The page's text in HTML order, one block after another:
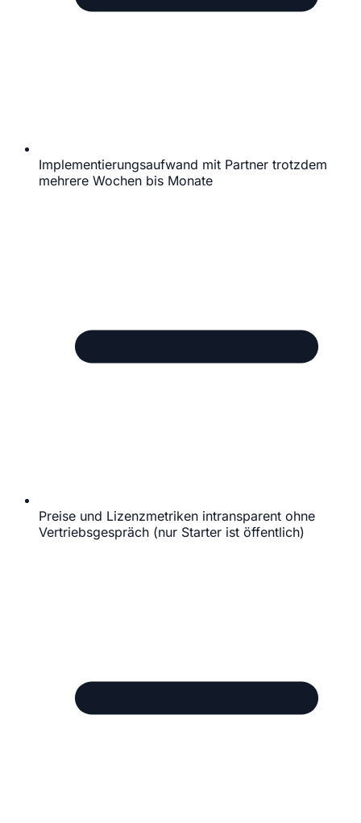
Implementierungsaufwand mit Partner trotzdem
mehrere Wochen bis Monate
Preise und Lizenzmetriken intransparent ohne
Vertriebsgespräch (nur Starter ist öffentlich)